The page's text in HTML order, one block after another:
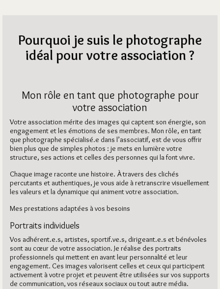
Pourquoi je suis le photographe
idéal pour votre association ?
Mon rôle en tant que photographe pour
votre association
Votre association mérite des images qui captent son énergie, son
engagement et les émotions de ses membres. Mon rôle, en tant
que photographe spécialisé.e dans l’associatif, est de vous offrir
bien plus que de simples photos : je mets en lumière votre
structure, ses actions et celles des personnes qui la font vivre.
Chaque image raconte une histoire. À travers des clichés
percutants et authentiques, je vous aide à retranscrire visuellement
les valeurs et la dynamique qui animent votre association.
Mes prestations adaptées à vos besoins
Portraits individuels
Vos adhérent.e.s, artistes, sportif.ve.s, dirigeant.e.s et bénévoles
sont au cœur de votre association. Je réalise des portraits
professionnels qui mettent en avant leur personnalité et leur
engagement. Ces images valorisent celles et ceux qui participent
activement à votre projet et peuvent être utilisées sur vos supports
de communication, vos réseaux sociaux ou tout autre média.